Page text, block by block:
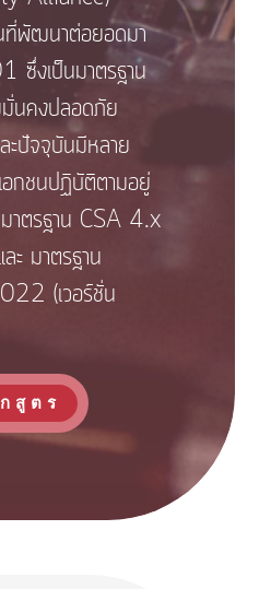
ที่พัฒนาต่อยอดมา
งเป็นมาตรฐาน
นคงปลอดภัย
ะปัจจุบันมีหลาย
อกชนปฏิบัติตามอยู่
าตรฐาน CSA 4.x
ะ มาตรฐาน
(เวอร์ชั่น
สูตร